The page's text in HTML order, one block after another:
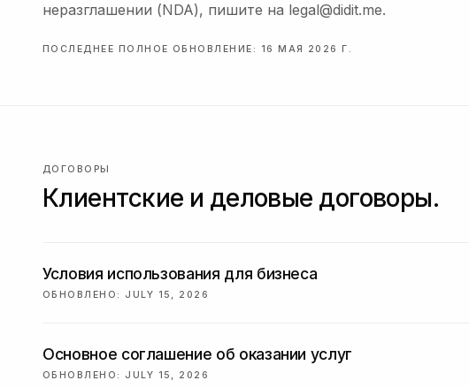
неразглашении (NDA), пишите на legal@didit.me.
ПОСЛЕДНЕЕ ПОЛНОЕ ОБНОВЛЕНИЕ: 16 МАЯ 2026 Г.
ДОГОВОРЫ
Клиентские и деловые договоры.
Условия использования для бизнеса
ОБНОВЛЕНО : JULY 15, 2026
Основное соглашение об оказании услуг
ОБНОВЛЕНО : JULY 15, 2026